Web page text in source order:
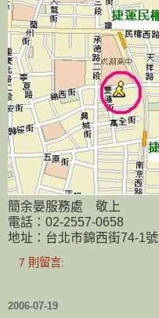
簡余晏服務處 敬上
電話：02-2557-0658
地址：台北市錦西街74-1號
7 則留言:
2006-07-19